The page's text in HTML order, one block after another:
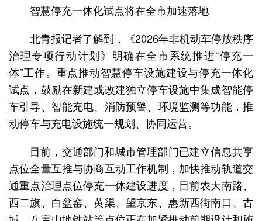
智慧停充一体化试点将在全市加速落地
北青报记者了解到，《2026年非机动车停放秩序
治理专项行动计划》明确在全市系统推进“停充一
体”工作。重点推动智慧停车设施建设与停充一体化
试点，鼓励在新建或改建独立停车设施中集成智能停
车引导、智能充电、消防预警、环境监测等功能，推
动停车与充电设施统一规划、协同运营。
目前，交通部门和城市管理部门已建立信息共享
点位全量互推与协商互动工作机制，加快推动轨道交
通重点治理点位停充一体建设进度，目前农大南路、
西二旗、白盆窑、黄渠、望京东、惠新西街南口、古